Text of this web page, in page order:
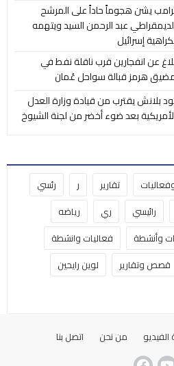
يشن هجوماً حاداً على المرشح
عبد الرحمن السيد ويتهمه
إسرائيل
عن انفجارين قرب ناقلة نفط في
هرمز قبالة سواحل عُمان
بلانش يقترب من قيادة وزارة العدل
بعد ضوء أخضر من لجنة الشيوخ
تقارير ر
رئسي
رائيسي ري
رياضه
وأنشطة
فعاليات وانشطة
قصص وتقارير
لوين رايحين
من نحن اتصل بنا